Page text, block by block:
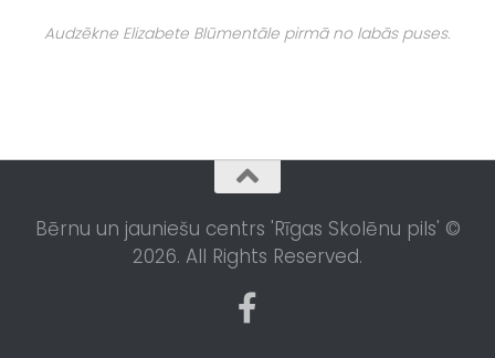
Audzēkne Elizabete Blūmentāle pirmā no labās puses.
Bērnu un jauniešu centrs 'Rīgas Skolēnu pils' ©
2026. All Rights Reserved.